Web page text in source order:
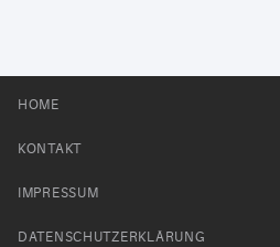
HOME
KONTAKT
IMPRESSUM
DATENSCHUTZERKLÄRUNG